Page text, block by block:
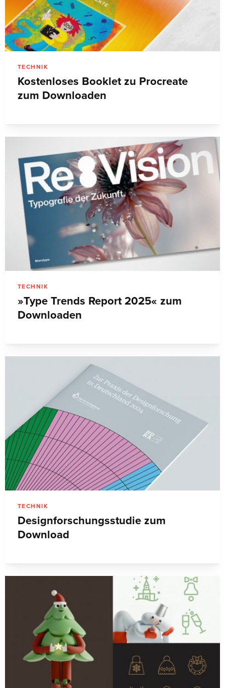
TECHNIK
Kostenloses Booklet zu Procreate
zum Downloaden
TECHNIK
»Type Trends Report 2025« zum
Downloaden
TECHNIK
Designforschungsstudie zum
Download